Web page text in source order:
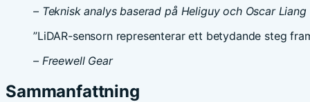
– Teknisk analys baserad på Heliguy och Oscar Liang
”LiDAR-sensorn representerar ett betydande steg
– Freewell Gear
Sammanfattning